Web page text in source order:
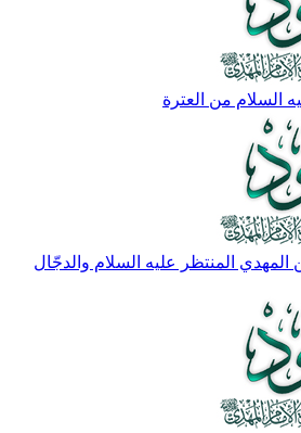
السلام من العترة
المهدي المنتظر عليه السلام والدجّال